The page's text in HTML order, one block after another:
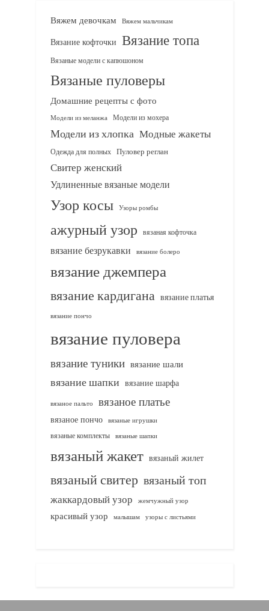
Вяжем девочкам Вяжем мальчикам
Вязание кофточки Вязание топа
Вязаные модели с капюшоном
Вязаные пуловеры
Домашние рецепты с фото
Модели из меланжа Модели из мохера
Модели из хлопка Модные жакеты
Одежда для полных Пуловер реглан
Свитер женский
Удлиненные вязаные модели
Узор косы Узоры ромбы
ажурный узор вязаная кофточка
вязание безрукавки вязание болеро
вязание джемпера
вязание кардигана вязание платья
вязание пончо
вязание пуловера
вязание туники вязание шали
вязание шапки вязание шарфа
вязаное пальто вязаное платье
вязаное пончо вязаные игрушки
вязаные комплекты
вязаные шапки
вязаный жакет вязаный жилет
вязаный свитер вязаный топ
жаккардовый узор жемчужный узор
красивый узор малышам узоры с листьями